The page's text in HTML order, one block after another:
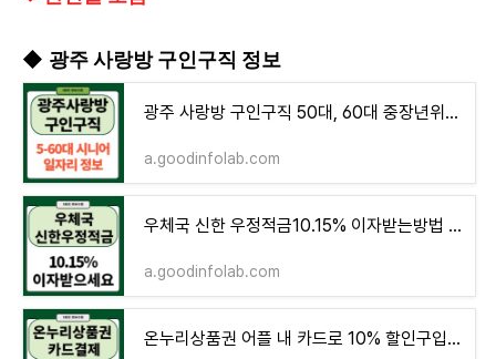
◆ 광주 사랑방 구인구직 정보
광주 사랑방 구인구직 50대, 60대 중장년위주 채용 일자리 시니어인턴십
a.goodinfolab.com
우체국 신한 우정적금10.15% 이자받는방법 만기수령액은 얼마
a.goodinfolab.com
온누리상품권 어플 내 카드로 10% 할인구입(사용처조회)